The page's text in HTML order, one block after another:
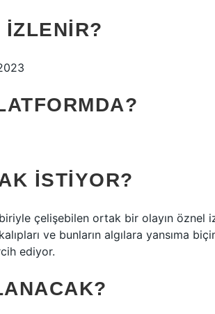
IZLENIR?
ISTIYOR?
çelişebilen ortak bir olayın öznel
ve bunların algılara yansıma
ediyor.